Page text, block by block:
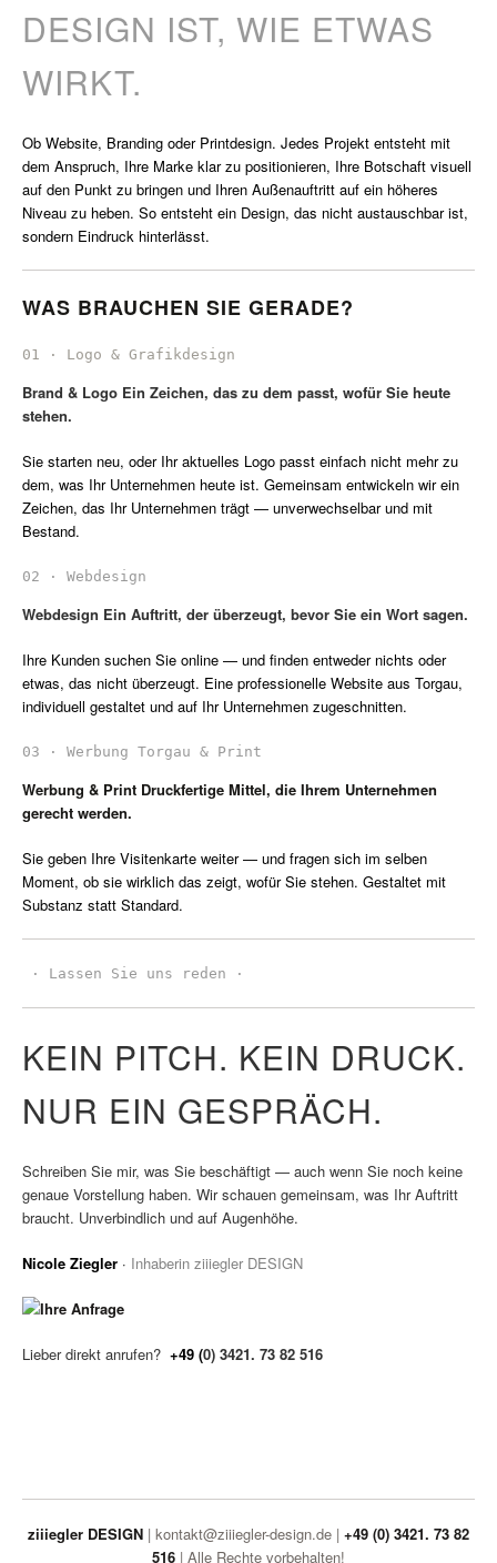
DESIGN IST, WIE ETWAS
WIRKT.
Ob Website, Branding oder Printdesign. Jedes Projekt entsteht mit
dem Anspruch, Ihre Marke klar zu positionieren, Ihre Botschaft visuell
auf den Punkt zu bringen und Ihren Außenauftritt auf ein höheres
Niveau zu heben. So entsteht ein Design, das nicht austauschbar ist,
sondern Eindruck hinterlässt.
WAS BRAUCHEN SIE GERADE?
Brand & Logo Ein Zeichen, das zu dem passt, wofür Sie heute
stehen.
Sie starten neu, oder Ihr aktuelles Logo passt einfach nicht mehr zu
dem, was Ihr Unternehmen heute ist. Gemeinsam entwickeln wir ein
Zeichen, das Ihr Unternehmen trägt — unverwechselbar und mit
Bestand.
Webdesign Ein Auftritt, der überzeugt, bevor Sie ein Wort sagen.
Ihre Kunden suchen Sie online — und finden entweder nichts oder
etwas, das nicht überzeugt. Eine professionelle Website aus Torgau,
individuell gestaltet und auf Ihr Unternehmen zugeschnitten.
Werbung & Print Druckfertige Mittel, die Ihrem Unternehmen
gerecht werden.
Sie geben Ihre Visitenkarte weiter — und fragen sich im selben
Moment, ob sie wirklich das zeigt, wofür Sie stehen. Gestaltet mit
Substanz statt Standard.
· Lassen Sie uns reden ·
KEIN PITCH. KEIN DRUCK.
NUR EIN GESPRÄCH.
Schreiben Sie mir, was Sie beschäftigt — auch wenn Sie noch keine
genaue Vorstellung haben. Wir schauen gemeinsam, was Ihr Auftritt
braucht. Unverbindlich und auf Augenhöhe.
Nicole Ziegler · Inhaberin ziiiegler DESIGN
Lieber direkt anrufen? +49 (0) 3421. 73 82 516
ziiiegler DESIGN | kontakt@ziiiegler-design.de | +49 (0) 3421. 73 82
516 | Alle Rechte vorbehalten!